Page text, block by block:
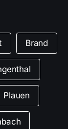
Brand
Plauen